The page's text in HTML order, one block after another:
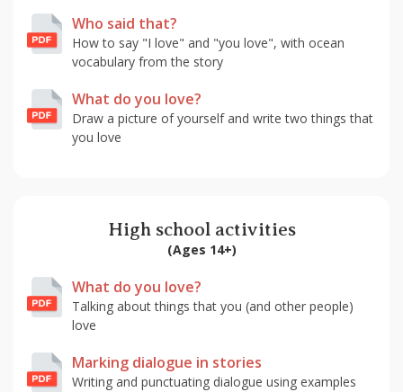
Who said that?
How to say "I love" and "you love", with ocean
vocabulary from the story
What do you love?
Draw a picture of yourself and write two things that
you love
High school activities
(Ages 14+)
What do you love?
Talking about things that you (and other people)
love
Marking dialogue in stories
Writing and punctuating dialogue using examples